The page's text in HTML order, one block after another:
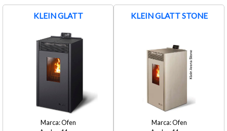
KLEIN GLATT
Ofen
KLEIN GLATT STONE
Ofen